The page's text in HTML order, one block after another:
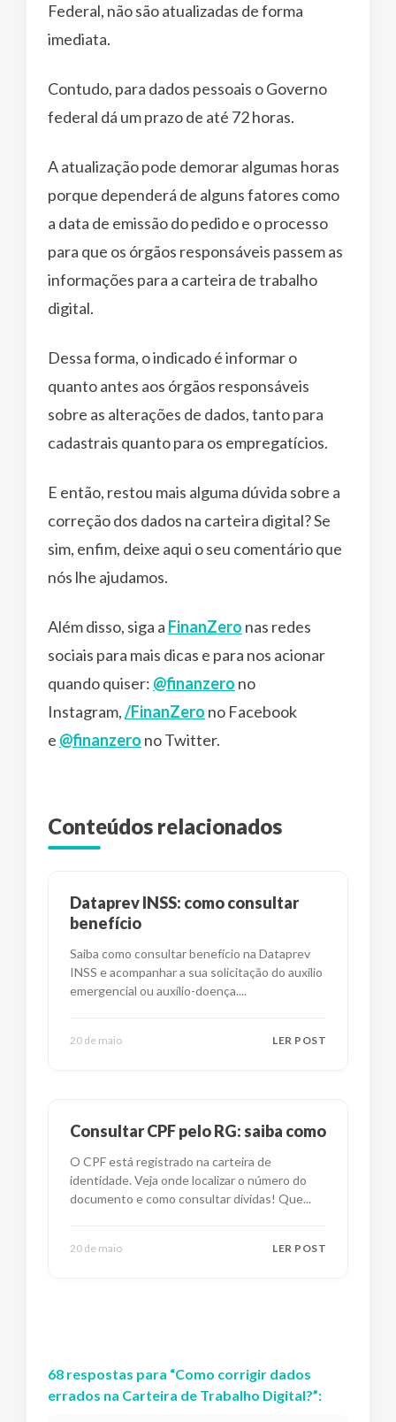
Federal, não são atualizadas de forma
imediata.
Contudo, para dados pessoais o Governo
federal dá um prazo de até 72 horas.
A atualização pode demorar algumas horas
porque dependerá de alguns fatores como
a data de emissão do pedido e o processo
para que os órgãos responsáveis passem as
informações para a carteira de trabalho
digital.
Dessa forma, o indicado é informar o
quanto antes aos órgãos responsáveis
sobre as alterações de dados, tanto para
cadastrais quanto para os empregatícios.
E então, restou mais alguma dúvida sobre a
correção dos dados na carteira digital? Se
sim, enfim, deixe aqui o seu comentário que
nós lhe ajudamos.
Além disso, siga a FinanZero nas redes
sociais para mais dicas e para nos acionar
quando quiser: @finanzero no
Instagram,/FinanZero no Facebook
e @finanzero no Twitter.
Conteúdos relacionados
Dataprev INSS: como consultar
benefício
Saiba como consultar benefício na Dataprev
INSS e acompanhar a sua solicitação do auxílio
emergencial ou auxílio-doença....
20 de maio LER POST
Consultar CPF pelo RG: saiba como
O CPF está registrado na carteira de
identidade. Veja onde localizar o número do
documento e como consultar dívidas! Que...
20 de maio LER POST
68 respostas para “Como corrigir dados
errados na Carteira de Trabalho Digital?”: